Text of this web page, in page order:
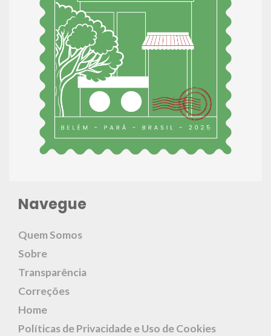
Navegue
Quem Somos
Sobre
Transparência
Correções
Home
Políticas de Privacidade e Uso de Cookies